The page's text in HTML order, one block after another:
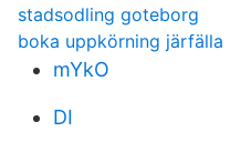
stadsodling goteborg
boka uppkörning järfälla
mYkO
DI